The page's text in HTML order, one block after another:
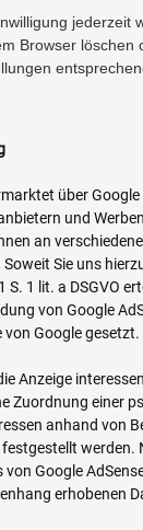
jederzeit
Browser löschen
über
und
an
Sie uns
S. 1 lit. a DSGVO
von Google
von Google gesetzt.
Anzeige
Zuordnung einer
anhand von
werden.
von Google
erhobenen